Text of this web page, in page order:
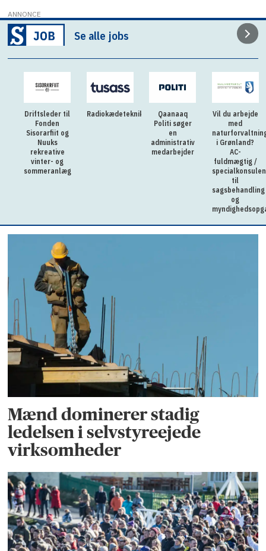
ANNONCE
Se alle jobs
Driftsleder til
Fonden
Sisorarfiit og
Nuuks
rekreative
vinter- og
sommeranlæg
Radiokædetekniker
Qaanaaq
Politi søger
en
administrativ
medarbejder
Vil du arbejde
med
i Grønland?
AC-
fuldmægtig /
til
sagsbehandling
og
Mænd dominerer stadig
ledelsen i selvstyreejede
virksomheder